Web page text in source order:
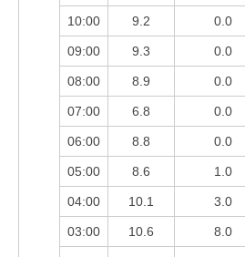
10:00 9.2 0.0
09:00 9.3 0.0
08:00 8.9 0.0
07:00 6.8 0.0
06:00 8.8 0.0
05:00 8.6 1.0
04:00 10.1 3.0
03:00 10.6 8.0